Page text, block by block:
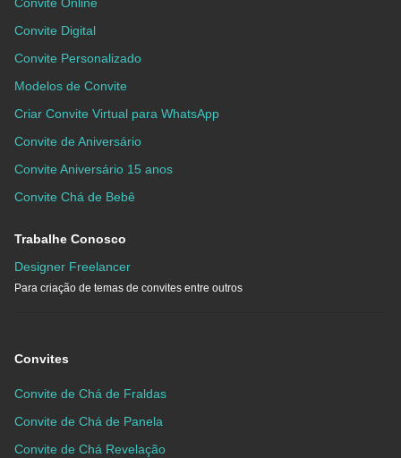
Convite Digital
Convite Personalizado
Modelos de Convite
Criar Convite Virtual para WhatsApp
Convite de Aniversário
Convite Aniversário 15 anos
Convite Chá de Bebê
Trabalhe Conosco
Designer Freelancer
Para criação de temas de convites entre outros
Convites
Convite de Chá de Fraldas
Convite de Chá de Panela
Convite de Chá Revelação